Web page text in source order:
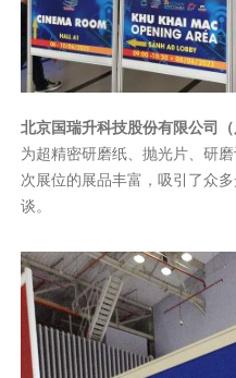
北京国瑞升科技股份有限公司（
为超精密研磨纸、抛光片、研
次展位的展品丰富，吸引了众
谈。